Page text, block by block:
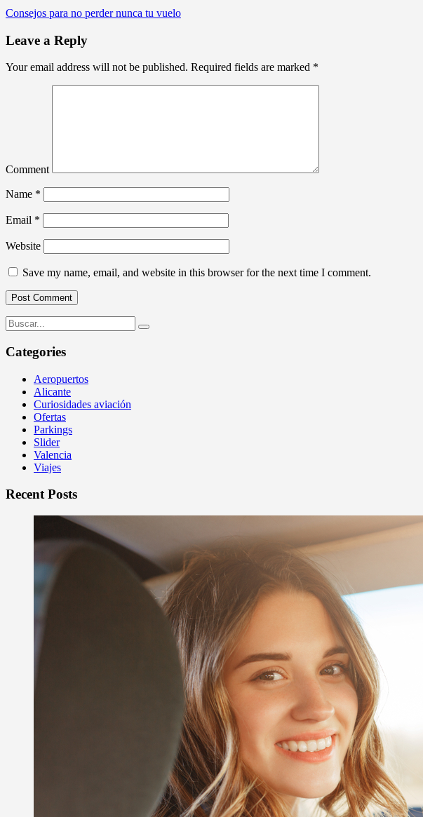
Consejos para no perder nunca tu vuelo
Leave a Reply
Your email address will not be published. Required fields are marked *
Comment
Name *
Email *
Website
Save my name, email, and website in this browser for the next time I comment.
Categories
Aeropuertos
Alicante
Curiosidades aviación
Ofertas
Parkings
Slider
Valencia
Viajes
Recent Posts